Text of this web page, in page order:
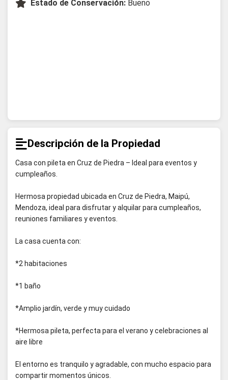
Estado de Conservación: Bueno
Descripción de la Propiedad
Casa con pileta en Cruz de Piedra – Ideal para eventos y
cumpleaños.
Hermosa propiedad ubicada en Cruz de Piedra, Maipú,
Mendoza, ideal para disfrutar y alquilar para cumpleaños,
reuniones familiares y eventos.
La casa cuenta con:
*2 habitaciones
*1 baño
*Amplio jardín, verde y muy cuidado
*Hermosa pileta, perfecta para el verano y celebraciones al
aire libre
El entorno es tranquilo y agradable, con mucho espacio para
compartir momentos únicos.